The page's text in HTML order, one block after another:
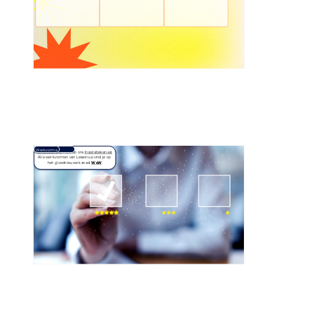
Vind meer inspiratie op ons Inspiratiekanaal
Alle werkvormen van Lessonup vind je op
het gloednieuwe kanaal WoW
Werkvorme
n